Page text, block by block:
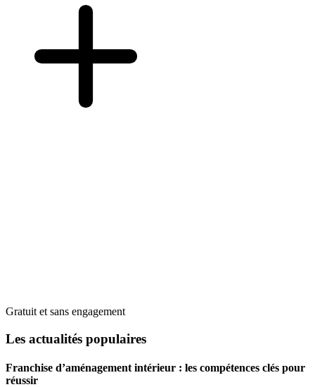
Gratuit et sans engagement
Les actualités populaires
Franchise d’aménagement intérieur : les compétences clés pour
réussir